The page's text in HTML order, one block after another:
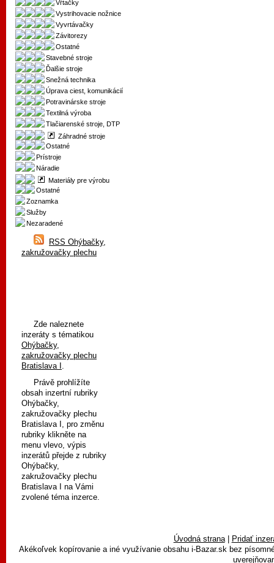
Vŕtačky
Vystrihovacie nožnice
Vyvrtávačky
Závitorezy
Ostatné
Stavebné stroje
Ďalšie stroje
Snežná technika
Úprava ciest, komunikácií
Potravinárske stroje
Textilná výroba
Tlačiarenské stroje, DTP
Záhradné stroje
Ostatné
Prístroje
Náradie
Materiály pre výrobu
Ostatné
Zoznamka
Služby
Nezaradené
RSS Ohýbačky,
zakružovačky plechu
Zde naleznete
inzeráty s tématikou
Ohýbačky,
zakružovačky plechu
Bratislava I .
Právě prohlížíte
obsah inzertní rubriky
Ohýbačky,
zakružovačky plechu
Bratislava I, pro změnu
rubriky klikněte na
menu vlevo, výpis
inzerátů přejde z rubriky
Ohýbačky,
zakružovačky plechu
Bratislava I na Vámi
zvolené téma inzerce.
Úvodná strana|
Pridať
Akékoľvek kopírovanie a iné využívanie obsahu i-Bazar.sk bez